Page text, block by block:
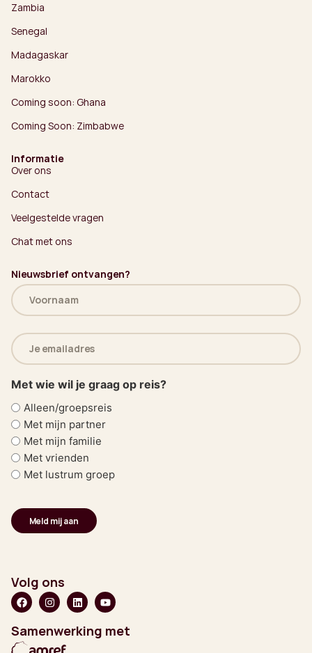
Zambia
Senegal
Madagaskar
Marokko
Coming soon: Ghana
Coming Soon: Zimbabwe
Informatie
Over ons
Contact
Veelgestelde vragen
Chat met ons
Nieuwsbrief ontvangen?
Naam
(Vereist)
E-
mailadres
(Vereist)
Met wie wil je graag op reis?
Alleen/groepsreis
Met mijn partner
Met mijn familie
Met vrienden
Met lustrum groep
Volg ons
Samenwerking met